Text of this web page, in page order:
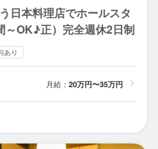
日本料理店でホールスタ
OK♪正）完全週休2日制
あり
月給： 20万円〜35万円